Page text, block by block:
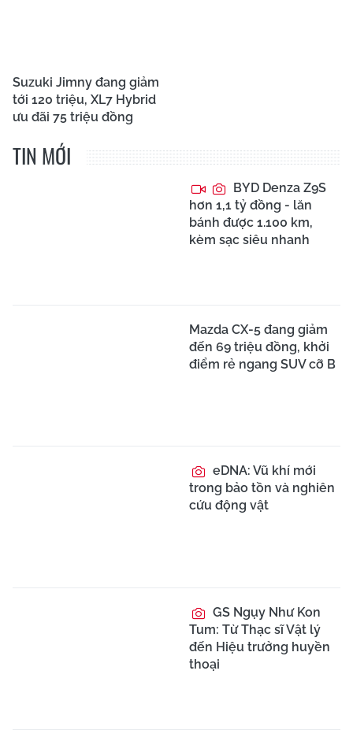
Suzuki Jimny đang giảm
tới 120 triệu, XL7 Hybrid
ưu đãi 75 triệu đồng
TIN MỚI
BYD Denza Z9S
hơn 1,1 tỷ đồng - lăn
bánh được 1.100 km,
kèm sạc siêu nhanh
Mazda CX-5 đang giảm
đến 69 triệu đồng, khởi
điểm rẻ ngang SUV cỡ B
eDNA: Vũ khí mới
trong bảo tồn và nghiên
cứu động vật
GS Ngụy Như Kon
Tum: Từ Thạc sĩ Vật lý
đến Hiệu trưởng huyền
thoại